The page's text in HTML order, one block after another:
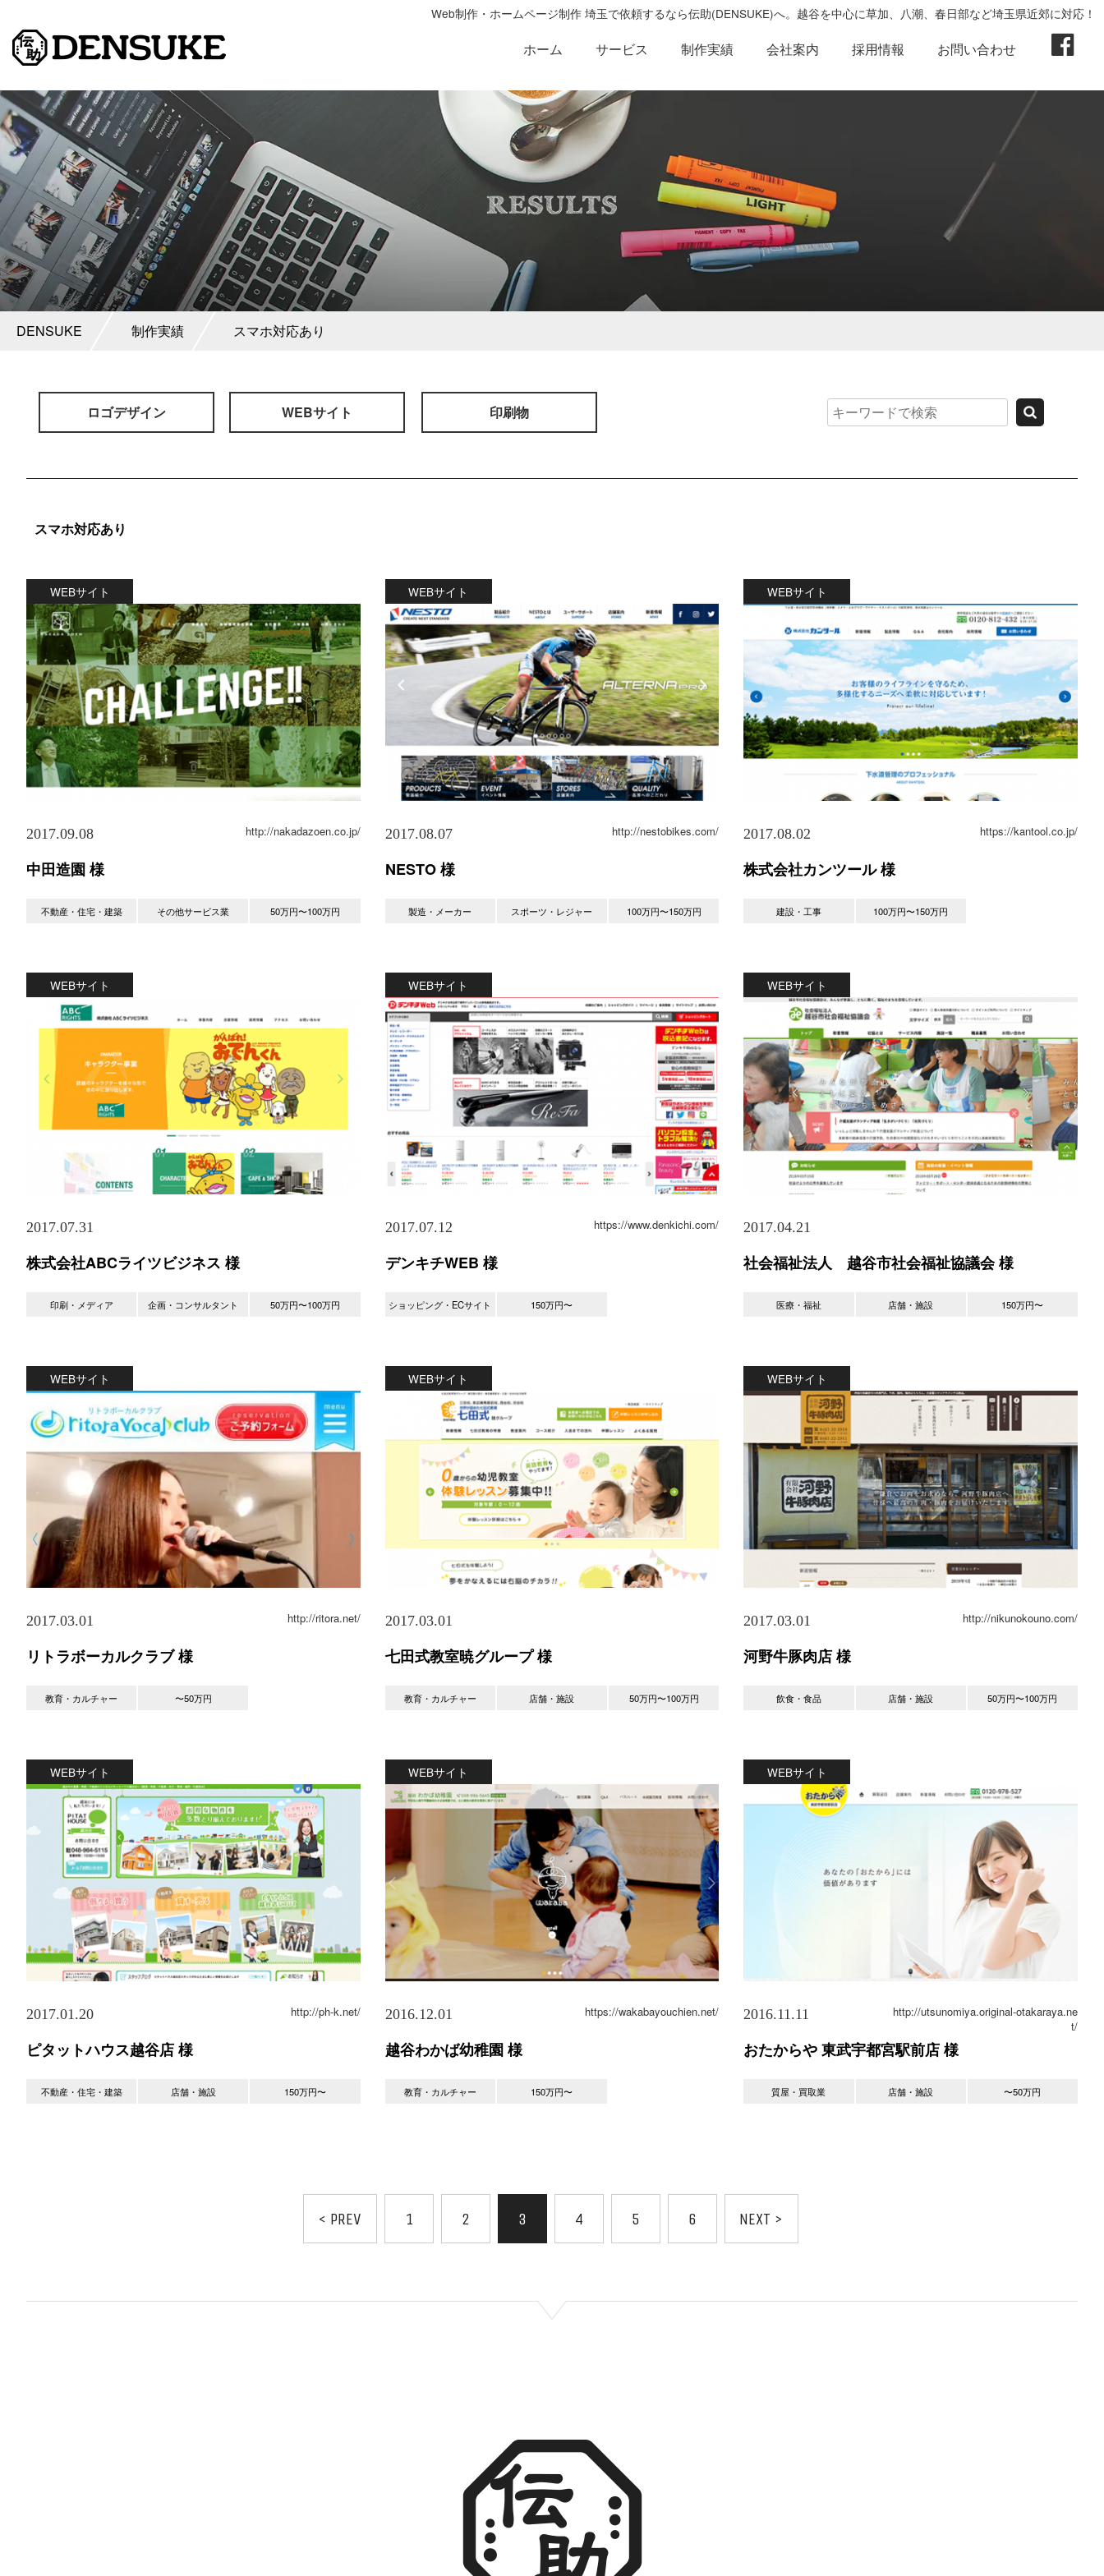
Web制作・ホームページ制作 埼玉で依頼するなら伝助(DENSUKE)へ。越谷を中心に草加、八潮、春日部など埼玉県近郊に対応！
ホーム サービス 制作実績 会社案内 採用情報 お問い合わせ
DENSUKE 制作実績 スマホ対応あり
ロゴデザイン WEBサイト 印刷物
スマホ対応あり
WEBサイト
2017.09.08 http://nakadazoen.co.jp/
中田造園 様
不動産・住宅・建築 その他サービス業 50万円〜100万円
WEBサイト
2017.08.07 http://nestobikes.com/
NESTO 様
製造・メーカー スポーツ・レジャー 100万円〜150万円
WEBサイト
2017.08.02 https://kantool.co.jp/
株式会社カンツール 様
建設・工事 100万円〜150万円
WEBサイト
2017.07.31
株式会社ABCライツビジネス 様
印刷・メディア 企画・コンサルタント 50万円〜100万円
WEBサイト
2017.07.12 https://www.denkichi.com/
デンキチWEB 様
ショッピング・ECサイト 150万円〜
WEBサイト
2017.04.21
社会福祉法人 越谷市社会福祉協議会 様
医療・福祉 店舗・施設 150万円〜
WEBサイト
2017.03.01 http://ritora.net/
リトラボーカルクラブ 様
教育・カルチャー 〜50万円
WEBサイト
2017.03.01
七田式教室暁グループ 様
教育・カルチャー 店舗・施設 50万円〜100万円
WEBサイト
2017.03.01 http://nikunokouno.com/
河野牛豚肉店 様
飲食・食品 店舗・施設 50万円〜100万円
WEBサイト
2017.01.20 http://ph-k.net/
ピタットハウス越谷店 様
不動産・住宅・建築 店舗・施設 150万円〜
WEBサイト
2016.12.01 https://wakabayouchien.net/
越谷わかば幼稚園 様
教育・カルチャー 150万円〜
WEBサイト
2016.11.11
http://utsunomiya.original-otakaraya.ne
t/
おたからや 東武宇都宮駅前店 様
質屋・買取業 店舗・施設 〜50万円
< PREV 1 2 3 4 5 6 NEXT >